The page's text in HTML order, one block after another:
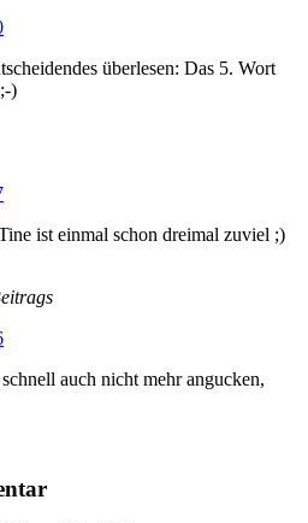
überlesen: Das 5. Wort
)
ist einmal schon dreimal zuviel ;)
auch nicht mehr angucken,